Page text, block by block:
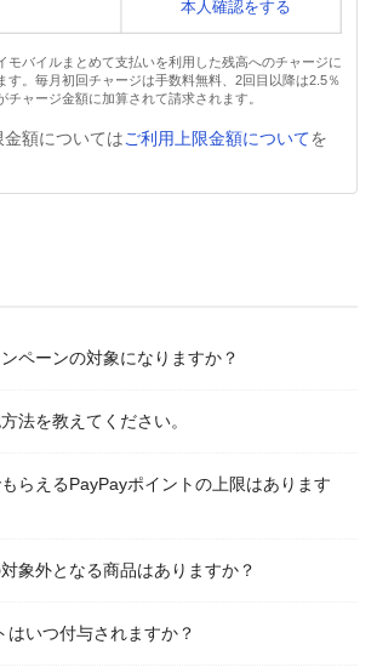
本人確認をする
モバイルまとめて支払いを利用した残高へのチャージに
す。毎月初回チャージは手数料無料、2回目以降は2.5％
チャージ金額に加算されて請求されます。
額についてはご利用上限金額についてを
ペーンの対象になりますか？
法を教えてください。
らえるPayPayポイントの上限はあります
象外となる商品はありますか？
はいつ付与されますか？